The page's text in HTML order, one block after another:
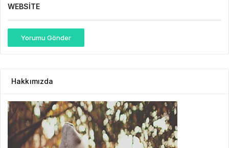
WEBSITE
Yorumu Gönder
Hakkımızda